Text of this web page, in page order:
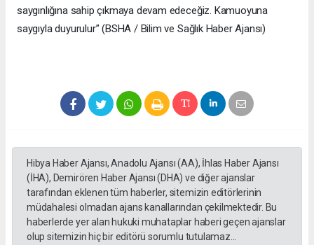
saygınlığına sahip çıkmaya devam edeceğiz. Kamuoyuna
saygıyla duyurulur” (BSHA / Bilim ve Sağlık Haber Ajansı)
Hibya Haber Ajansı, Anadolu Ajansı (AA), İhlas Haber Ajansı
(İHA), Demirören Haber Ajansı (DHA) ve diğer ajanslar
tarafından eklenen tüm haberler, sitemizin editörlerinin
müdahalesi olmadan ajans kanallarından çekilmektedir. Bu
haberlerde yer alan hukuki muhataplar haberi geçen ajanslar
olup sitemizin hiç bir editörü sorumlu tutulamaz...